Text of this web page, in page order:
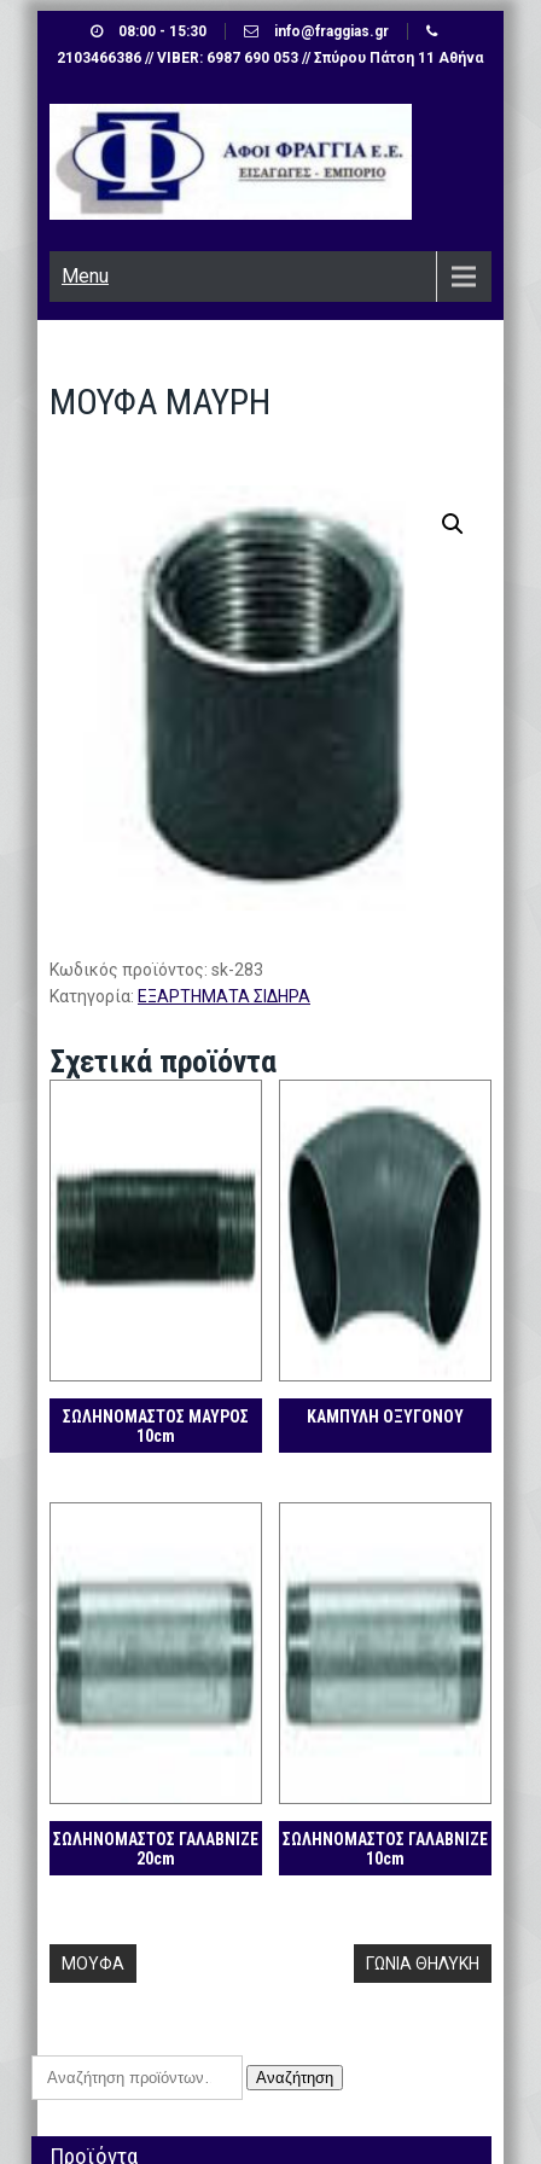
08:00 - 15:30
info@fraggias.gr
2103466386 // VIBER: 6987 690 053 // Σπύρου Πάτση 11 Αθήνα
Menu
ΜΟΥΦΑ ΜΑΥΡΗ
Κωδικός προϊόντος: sk-283
Κατηγορία: ΕΞΑΡΤΗΜΑΤΑ ΣΙΔΗΡΑ
Σχετικά προϊόντα
ΣΩΛΗΝΟΜΑΣΤΟΣ ΜΑΥΡΟΣ
10cm
ΚΑΜΠΥΛΗ ΟΞΥΓΟΝΟΥ
ΣΩΛΗΝΟΜΑΣΤΟΣ ΓΑΛΑΒΝΙΖΕ
20cm
ΣΩΛΗΝΟΜΑΣΤΟΣ ΓΑΛΑΒΝΙΖΕ
10cm
Πλοήγηση
ΜΟΥΦΑ ΓΩΝΙΑ ΘΗΛΥΚΗ
Αναζήτηση
για:
Αναζήτηση
Προϊόντα